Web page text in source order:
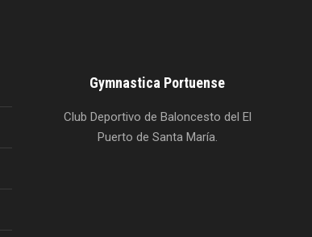
Gymnastica Portuense
Club Deportivo de Baloncesto del El
Puerto de Santa María.